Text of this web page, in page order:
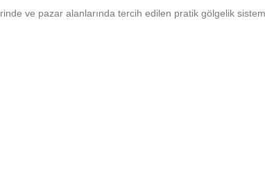
ve pazar alanlarında tercih edilen pratik gölgelik